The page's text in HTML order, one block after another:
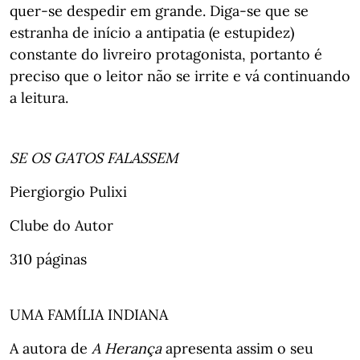
quer-se despedir em grande. Diga-se que se
estranha de início a antipatia (e estupidez)
constante do livreiro protagonista, portanto é
preciso que o leitor não se irrite e vá continuando
a leitura.
SE OS GATOS FALASSEM
Piergiorgio Pulixi
Clube do Autor
310 páginas
UMA FAMÍLIA INDIANA
A autora de A Herançaapresenta assim o seu